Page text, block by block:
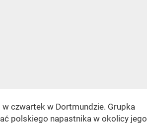
w czwartek w Dortmundzie. Grupka
polskiego napastnika w okolicy jego